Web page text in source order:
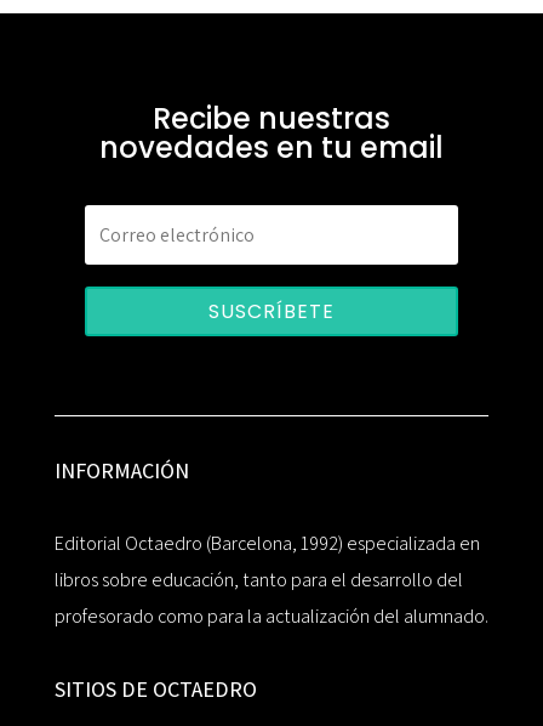
Recibe nuestras
novedades en tu email
SUSCRÍBETE
INFORMACIÓN
Editorial Octaedro (Barcelona, 1992) especializada en
libros sobre educación, tanto para el desarrollo del
profesorado como para la actualización del alumnado.
SITIOS DE OCTAEDRO